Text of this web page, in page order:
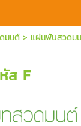
มนต์> แผ่นพับสวดม
ส F